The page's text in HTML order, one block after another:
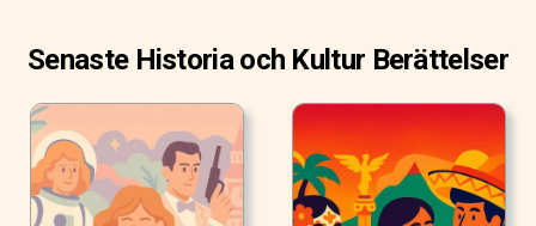
Senaste Historia och Kultur Berättelser